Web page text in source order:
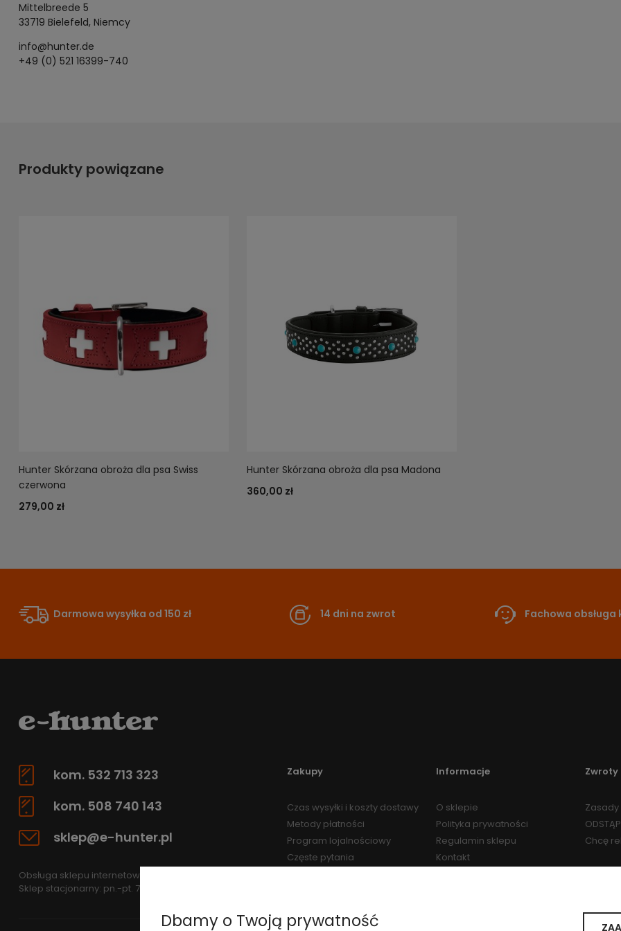
Mittelbreede 5
33719 Bielefeld, Niemcy
info@hunter.de
+49 (0) 521 16399-740
Produkty powiązane
Hunter Skórzana obroża dla psa Swiss
czerwona
279,00 zł
Hunter Skórzana obroża dla psa Madona
360,00 zł
Darmowa wysyłka od 150 zł 14 dni na zwrot Fachowa obsługa
kom. 532 713 323
kom. 508 740 143
sklep@e-hunter.pl
Obsługa sklepu internetowego: pn.-pt 7.30-15.30
Sklep stacjonarny: pn.-pt. 7.30-15.30
Zakupy
Czas wysyłki i koszty dostawy
Metody płatności
Program lojalnościowy
Częste pytania
Informacje
O sklepie
Polityka prywatności
Regulamin sklepu
Kontakt
Chcę
Dbamy o Twoją prywatność